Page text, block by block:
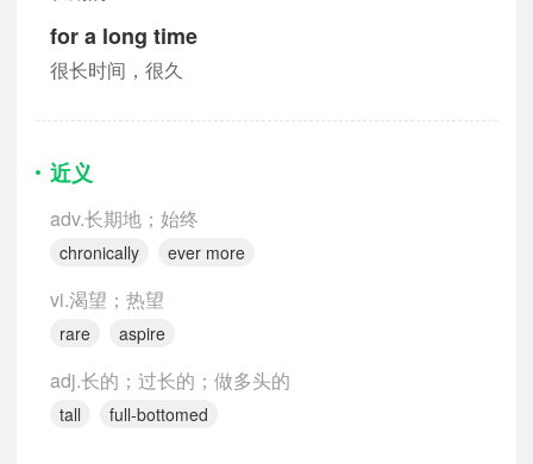
for a long time
很长时间，很久
近义
adv.长期地；始终
chronically ever more
vi.渴望；热望
rare aspire
adj.长的；过长的；做多头的
tall full-bottomed